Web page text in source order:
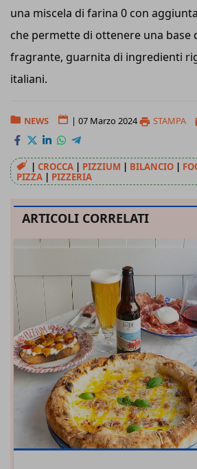
una miscela di farina 0 con
che permette di ottenere una base
fragrante, guarnita di ingredienti
italiani.
NEWS | 07 Marzo 2024 STAMPA
| CROCCA | PIZZIUM | BILANCIO |
PIZZA | PIZZERIA
ARTICOLI CORRELATI